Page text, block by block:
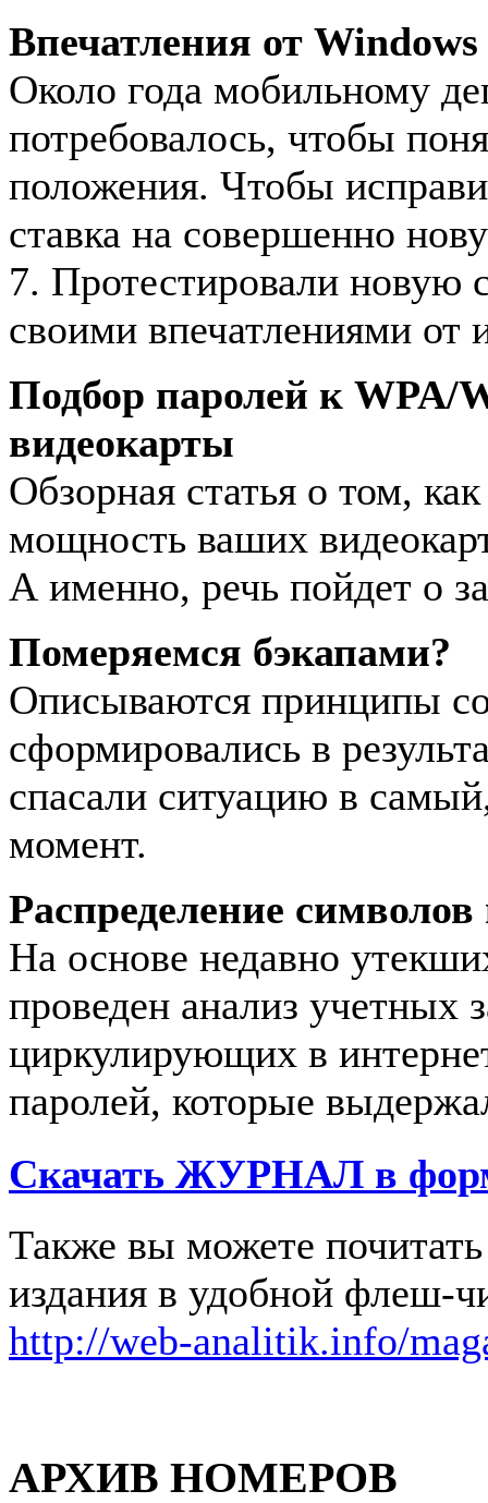
Впечатления от Windows
Около года мобильному
потребовалось, чтобы
положения. Чтобы
ставка на совершенно
7. Протестировали новую
своими впечатлениями от
Подбор паролей к WPA/
видеокарты
Обзорная статья о том,
мощность ваших
А именно, речь пойдет о
Померяемся бэкапами?
Описываются принципы
сформировались в
спасали ситуацию в
момент.
Распределение
На основе недавно
проведен анализ учетных
циркулирующих в
паролей, которые
Скачать ЖУРНАЛ в
Также вы можете
издания в удобной флеш-
http://web-analitik.info/
АРХИВ НОМЕРОВ